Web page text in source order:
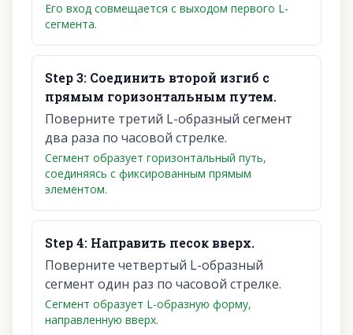
Его вход совмещается с выходом первого L-
сегмента.
Step3: Соединить второй изгиб с
прямым горизонтальным путем.
Поверните третий L-образный сегмент
два раза по часовой стрелке.
Сегмент образует горизонтальный путь,
соединяясь с фиксированным прямым
элементом.
Step4: Направить песок вверх.
Поверните четвертый L-образный
сегмент один раз по часовой стрелке.
Сегмент образует L-образную форму,
направленную вверх.